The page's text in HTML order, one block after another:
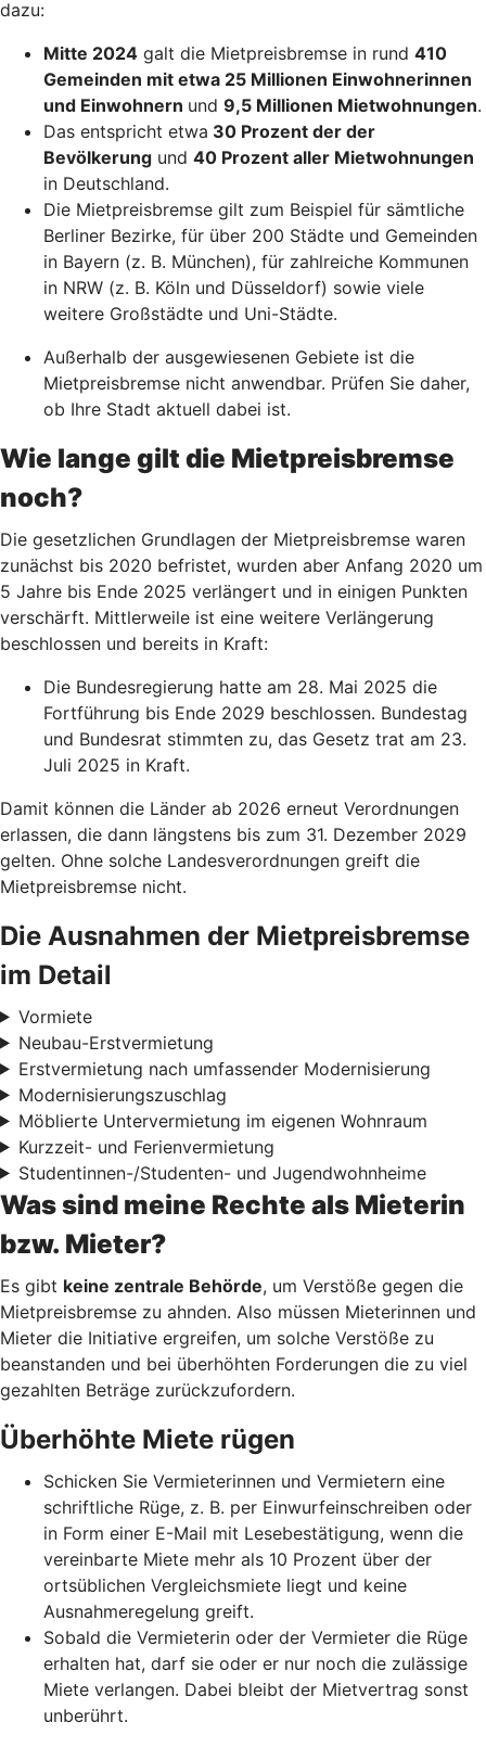
dazu:
Mitte 2024 galt die Mietpreisbremse in rund 410
Gemeinden mit etwa 25 Millionen Einwohnerinnen
und Einwohnern und 9,5 Millionen Mietwohnungen.
Das entspricht etwa 30 Prozent der der
Bevölkerung und 40 Prozent aller Mietwohnungen
in Deutschland.
Die Mietpreisbremse gilt zum Beispiel für sämtliche
Berliner Bezirke, für über 200 Städte und Gemeinden
in Bayern (z. B. München), für zahlreiche Kommunen
in NRW (z. B. Köln und Düsseldorf) sowie viele
weitere Großstädte und Uni-Städte.
Außerhalb der ausgewiesenen Gebiete ist die
Mietpreisbremse nicht anwendbar. Prüfen Sie daher,
ob Ihre Stadt aktuell dabei ist.
Wie lange gilt die Mietpreisbremse
noch?
Die gesetzlichen Grundlagen der Mietpreisbremse waren
zunächst bis 2020 befristet, wurden aber Anfang 2020 um
5 Jahre bis Ende 2025 verlängert und in einigen Punkten
verschärft. Mittlerweile ist eine weitere Verlängerung
beschlossen und bereits in Kraft:
Die Bundesregierung hatte am 28. Mai 2025 die
Fortführung bis Ende 2029 beschlossen. Bundestag
und Bundesrat stimmten zu, das Gesetz trat am 23.
Juli 2025 in Kraft.
Damit können die Länder ab 2026 erneut Verordnungen
erlassen, die dann längstens bis zum 31. Dezember 2029
gelten. Ohne solche Landesverordnungen greift die
Mietpreisbremse nicht.
Die Ausnahmen der Mietpreisbremse
im Detail
Vormiete
Neubau-Erstvermietung
Erstvermietung nach umfassender Modernisierung
Modernisierungszuschlag
Möblierte Untervermietung im eigenen Wohnraum
Kurzzeit- und Ferienvermietung
Studentinnen-/Studenten- und Jugendwohnheime
Was sind meine Rechte als Mieterin
bzw. Mieter?
Es gibt keine zentrale Behörde, um Verstöße gegen die
Mietpreisbremse zu ahnden. Also müssen Mieterinnen und
Mieter die Initiative ergreifen, um solche Verstöße zu
beanstanden und bei überhöhten Forderungen die zu viel
gezahlten Beträge zurückzufordern.
Überhöhte Miete rügen
Schicken Sie Vermieterinnen und Vermietern eine
schriftliche Rüge, z. B. per Einwurfeinschreiben oder
in Form einer E-Mail mit Lesebestätigung, wenn die
vereinbarte Miete mehr als 10 Prozent über der
ortsüblichen Vergleichsmiete liegt und keine
Ausnahmeregelung greift.
Sobald die Vermieterin oder der Vermieter die Rüge
erhalten hat, darf sie oder er nur noch die zulässige
Miete verlangen. Dabei bleibt der Mietvertrag sonst
unberührt.